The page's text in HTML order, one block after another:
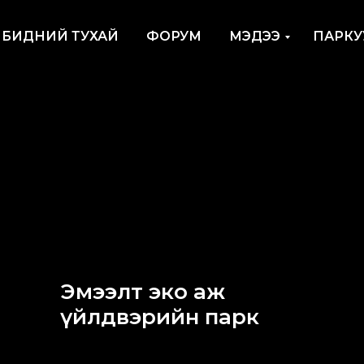
БИДНИЙ ТУХАЙ ФОРУМ МЭДЭЭ
Эмээлт эко аж
үйлдвэрийн парк